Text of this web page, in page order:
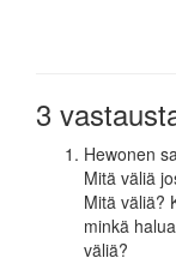
3
Hewonen
Mitä väliä
Mitä väliä?
minkä
väliä?